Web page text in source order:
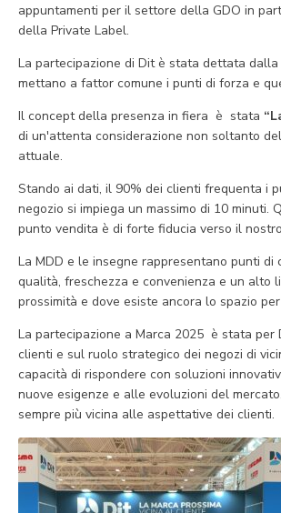
appuntamenti per il settore della GDO in
della Private Label.
La partecipazione di Dit è stata dettata
mettano a fattor comune i punti di forza e
Il concept della presenza in fiera è stata
di un'attenta considerazione non soltanto
attuale.
Stando ai dati, il 90% dei clienti frequenta i
negozio si impiega un massimo di 10
punto vendita è di forte fiducia verso il
La MDD e le insegne rappresentano punti
qualità, freschezza e convenienza e un alto
prossimità e dove esiste ancora lo spazio
La partecipazione a Marca 2025 è stata
clienti e sul ruolo strategico dei negozi di
capacità di rispondere con soluzioni
nuove esigenze e alle evoluzioni del
sempre più vicina alle aspettative dei clienti.